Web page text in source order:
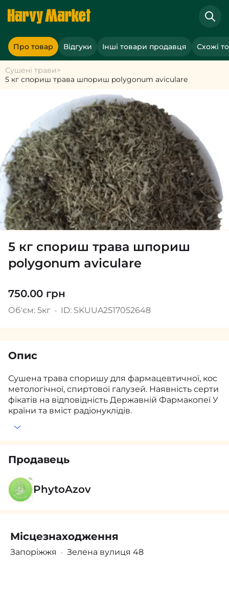
Сушені трави>
5 кг спориш трава шпориш polygonum aviculare
Про товар Відгуки Інші товари продавця Схожі
5 кг спориш трава шпориш
polygonum aviculare
750.00 грн
Об'єм: 5кг ID: SKUUA2517052648
Опис
Сушена трава споришу для фармацевтичної, кос
метологічної, спиртової галузей. Наявність серти
фікатів на відповідність Державній Фармакопеї У
країни та вміст радіонуклідів.
Продавець
Поскаржитись Зареєструватися
PhytoAzov
Місцезнаходження
Запоріжжя Зелена вулиця 48